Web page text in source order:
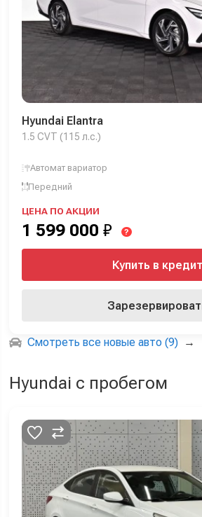
Hyundai Elantra
1.5 CVT (115 л.с.)
Автомат вариатор
Передний
ЦЕНА ПО АКЦИИ
1 599 000 ₽ ?
Купить в кредит
Смотреть все новые авто (9) →
Hyundai с пробегом